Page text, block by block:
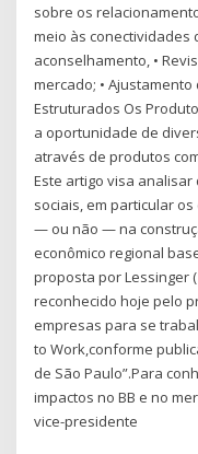
sobre os
meio às conectividades
aconselhamento, •
mercado; •
Estruturados Os
a oportunidade de
através de produtos
Este artigo visa
sociais, em particular
— ou não — na
econômico regional
proposta por Lessinger
reconhecido hoje pelo
empresas para se
to Work,conforme
de São Paulo”.Para
impactos no BB e no
vice-presidente